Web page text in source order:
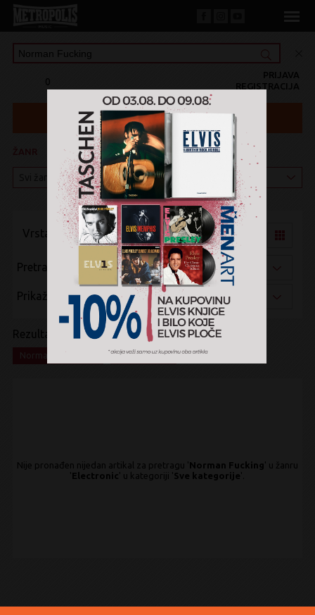
0 REGISTRACIJA
PRIJAVA
KATEGORIJA
Vrsta pregleda:
Pretraži po:
Prikaži po:
Rezultati pretrage:
Electronic x
Nije pronađen nijedan artikal za pretragu 'Norman Fucking' u žanru
'Electronic ' u kategoriji 'Sve kategorije'.